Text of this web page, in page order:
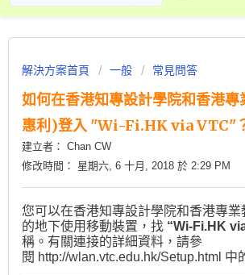
解決方案首頁 一般 常見問答
如何在香港知專設計學院和香港
惠利)登入 "Wi-Fi.HK via VTC"
建立者： Chan CW
修改時間： 星期六, 6 十月, 2018 於 2:29 PM
您可以在香港知專設計學院和香港專
的地下使用移動裝置，找 “Wi-Fi.HK
稱。有關連接的詳細資料，請參
閱 http://wlan.vtc.edu.hk/Setup.html 中